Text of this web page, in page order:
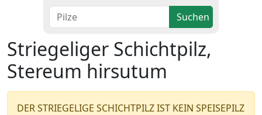
Suchen
Striegeliger Schichtpilz,
Stereum hirsutum
DER STRIEGELIGE SCHICHTPILZ IST KEIN SPEISEPILZ